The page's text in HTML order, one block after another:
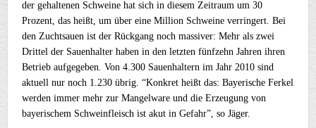
der gehaltenen Schweine hat sich in diesem Zeitraum um 30
Prozent, das heißt, um über eine Million Schweine verringert. Bei
den Zuchtsauen ist der Rückgang noch massiver: Mehr als zwei
Drittel der Sauenhalter haben in den letzten fünfzehn Jahren ihren
Betrieb aufgegeben. Von 4.300 Sauenhaltern im Jahr 2010 sind
aktuell nur noch 1.230 übrig. “Konkret heißt das: Bayerische Ferkel
werden immer mehr zur Mangelware und die Erzeugung von
bayerischem Schweinfleisch ist akut in Gefahr”, so Jäger.